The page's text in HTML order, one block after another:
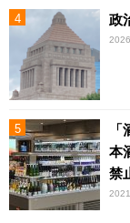
政
本
禁